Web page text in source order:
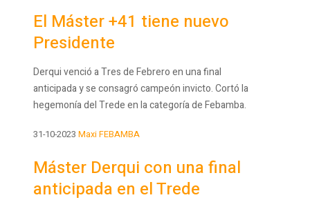
El Máster +41 tiene nuevo
Presidente
Derqui venció a Tres de Febrero en una final
anticipada y se consagró campeón invicto. Cortó la
hegemonía del Trede en la categoría de Febamba.
31-10-2023 Maxi FEBAMBA
Máster Derqui con una final
anticipada en el Trede